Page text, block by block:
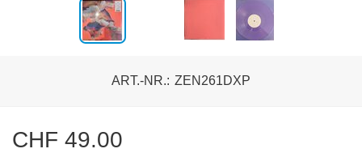
ART.-NR.: ZEN261DXP
CHF49.00